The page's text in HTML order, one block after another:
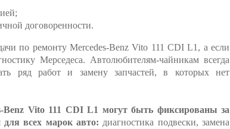
договоренности.
по ремонту Mercedes-Benz Vito 111 CDI L1, а если
Мерседеса. Автолюбителям-чайникам всегда
ряд работ и замену запчастей, в которых нет
Benz Vito 111 CDI L1 могут быть фиксированы за
всех марок авто: диагностика подвески, замена